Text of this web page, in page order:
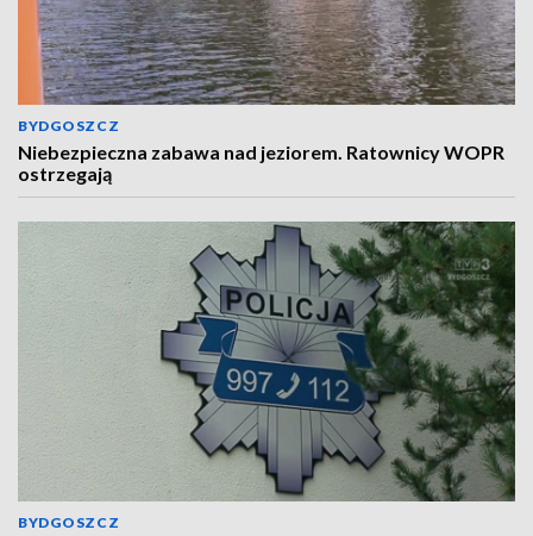
BYDGOSZCZ
Niebezpieczna zabawa nad jeziorem. Ratownicy WOPR
ostrzegają
BYDGOSZCZ